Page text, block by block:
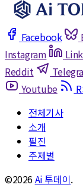
Facebook
Instagram
Reddit
Youtube
전체기사
소개
필진
주제별
©2026Ai 투데이.